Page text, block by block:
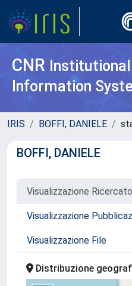
CNR
Information
IRIS BOFFI, DANIELE
BOFFI, DANIELE
Visualizzazione
Visualizzazione
Visualizzazione File
Distribuzione